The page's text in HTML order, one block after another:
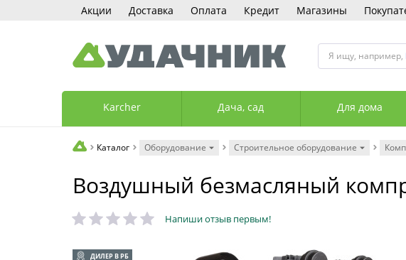
Акции Доставка Оплата Кредит Магазины
Я ищу, например,
Karcher Дача, сад Для дома
Каталог Оборудование Строительное оборудование
Воздушный безмасляный
Напиши отзыв первым!
ДИЛЕР В РБ